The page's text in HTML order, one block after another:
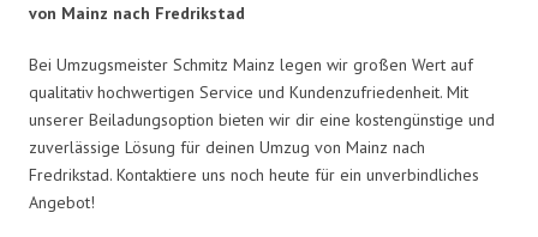
von Mainz nach Fredrikstad
Bei Umzugsmeister Schmitz Mainz legen wir großen Wert auf
qualitativ hochwertigen Service und Kundenzufriedenheit. Mit
unserer Beiladungsoption bieten wir dir eine kostengünstige und
zuverlässige Lösung für deinen Umzug von Mainz nach
Fredrikstad. Kontaktiere uns noch heute für ein unverbindliches
Angebot!